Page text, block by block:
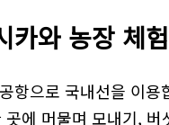
카와 농장 체험
으로 국내선을 이
에 머물며 모내기,